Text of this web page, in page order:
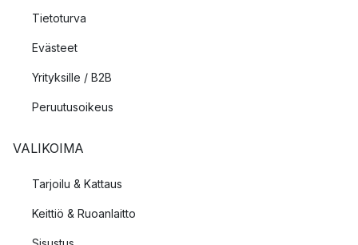
Tietoturva
Evästeet
Yrityksille / B2B
Peruutusoikeus
VALIKOIMA
Tarjoilu & Kattaus
Keittiö & Ruoanlaitto